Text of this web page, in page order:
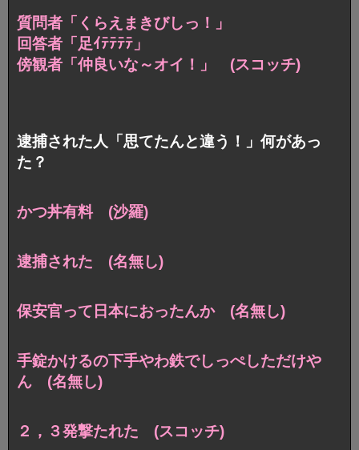
質問者「くらえまきびしっ！」
回答者「足ｲﾃﾃﾃﾃ」
傍観者「仲良いな～オイ！」 (スコッチ)
逮捕された人「思てたんと違う！」何があっ
た？
かつ丼有料 (沙羅)
逮捕された (名無し)
保安官って日本におったんか (名無し)
手錠かけるの下手やわ鉄でしっぺしただけや
ん (名無し)
２，３発撃たれた (スコッチ)